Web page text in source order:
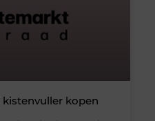
kopen